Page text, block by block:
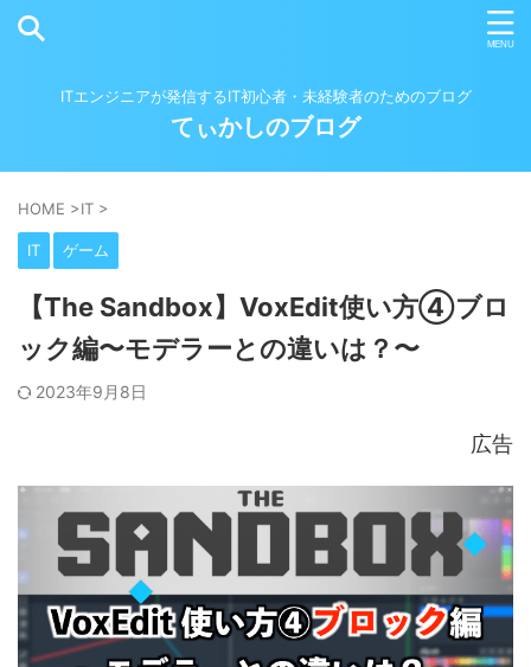
ITエンジニアが発信するIT初心者・未経験者のためのブログ
てぃかしのブログ
HOME >IT >
IT ゲーム
【The Sandbox】VoxEdit使い方④ブロ
ック編〜モデラーとの違いは？〜
2023年9月8日
広告